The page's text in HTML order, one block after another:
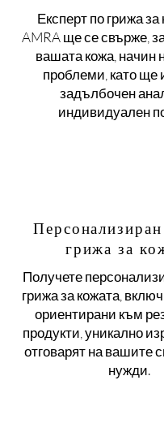
Експерт по грижа за
AMRA ще се свърже,
вашата кожа, начин
проблеми, като ще
задълбочен
индивидуален
Персонализиран
грижа за
Получете
грижа за кожата,
ориентирани към
продукти, уникално
отговарят на вашите
нужди.